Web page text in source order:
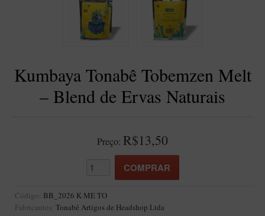
Blends Para Enrolar
Cândido Giovanella
Doctor Pipe
LINHA IDELFONSO BERTOLDI
Kumbaya Tonabê Tobemzen Melt
– Blend de Ervas Naturais
Preço: R$13,50
Código: BB_2026 K ME TO
Fabricantes: Tonabê Artigos de Headshop Ltda